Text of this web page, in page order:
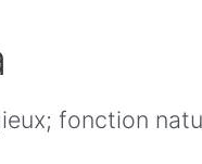
fonction